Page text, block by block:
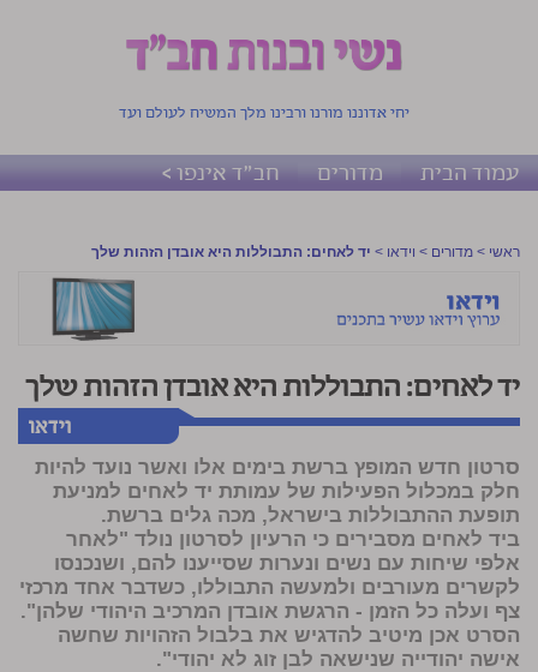
יחי אדוננו מורנו ורבינו מלך המשיח לעולם ועד
עמוד הבית מדורים חב"ד אינפו >
ראשי > מדורים > וידאו > יד לאחים: התבוללות היא אובדן הזהות שלך
יד לאחים: התבוללות היא אובדן הזהות שלך
סרטון חדש המופץ ברשת בימים אלו ואשר נועד להיות
חלק במכלול הפעילות של עמותת יד לאחים למניעת
תופעת ההתבוללות בישראל, מכה גלים ברשת.
ביד לאחים מסבירים כי הרעיון לסרטון נולד "לאחר
אלפי שיחות עם נשים ונערות שסייענו להם, ושנכנסו
לקשרים מעורבים ולמעשה התבוללו, כשדבר אחד מרכזי
צף ועלה כל הזמן - הרגשת אובדן המרכיב היהודי שלהן".
הסרט אכן מיטיב להדגיש את בלבול הזהויות שחשה
אישה יהודייה שנישאה לבן זוג​ לא יהודי".